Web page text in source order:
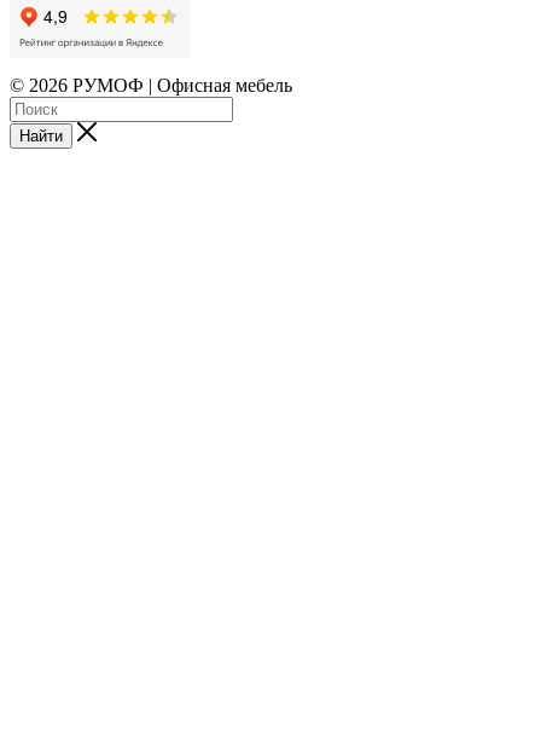
© 2026 РУМОФ | Офисная мебель
Найти